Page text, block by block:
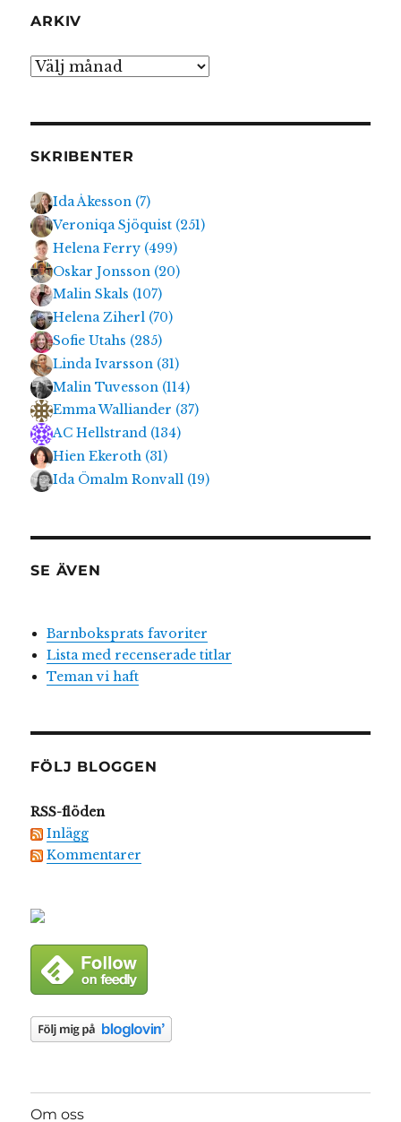
ARKIV
Arkiv
SKRIBENTER
Ida Åkesson (7)
Veroniqa Sjöquist (251)
Helena Ferry (499)
Oskar Jonsson (20)
Malin Skals (107)
Helena Ziherl (70)
Sofie Utahs (285)
Linda Ivarsson (31)
Malin Tuvesson (114)
Emma Walliander (37)
AC Hellstrand (134)
Hien Ekeroth (31)
Ida Ömalm Ronvall (19)
SE ÄVEN
Barnboksprats favoriter
Lista med recenserade titlar
Teman vi haft
FÖLJ BLOGGEN
RSS-flöden
Inlägg
Kommentarer
Om oss